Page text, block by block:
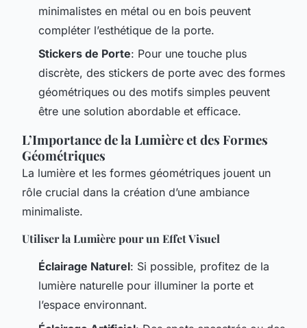
minimalistes en métal ou en bois peuvent
compléter l’esthétique de la porte.
Stickers de Porte: Pour une touche plus
discrète, des stickers de porte avec des formes
géométriques ou des motifs simples peuvent
être une solution abordable et efficace.
L’Importance de la Lumière et des Formes
Géométriques
La lumière et les formes géométriques jouent un
rôle crucial dans la création d’une ambiance
minimaliste.
Utiliser la Lumière pour un Effet Visuel
Éclairage Naturel: Si possible, profitez de la
lumière naturelle pour illuminer la porte et
l’espace environnant.